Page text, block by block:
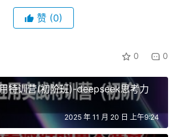
赞 (0)
0 0
特训营(初阶班)-deepseek思考力
2025 年 11 月 20 日 上午9:24